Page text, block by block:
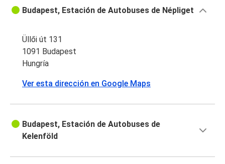
Budapest, Estación de Autobuses de Népliget
Üllői út 131
1091 Budapest
Hungría
Ver esta dirección en Google Maps
Budapest, Estación de Autobuses de
Kelenföld